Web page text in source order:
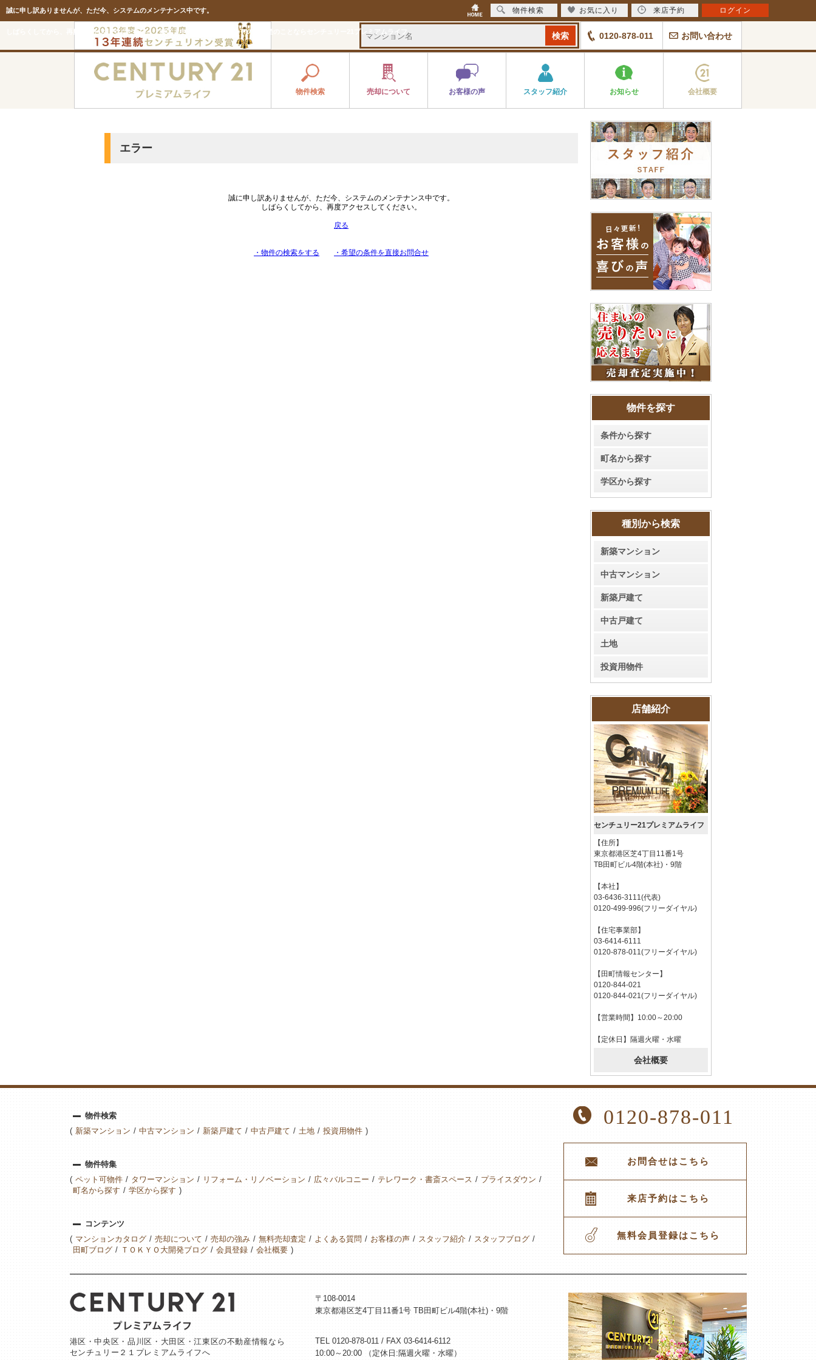
誠に申し訳ありませんが、ただ今、システムのメンテナンス中です。
しばらくしてから、再度アクセスしてください。｜港区・中央区などベイエリアの不動産のことならセンチュリー21プレミアムライフ 0120-878-011 お問い合わせ
物件検索 売却について お客様の声 スタッフ紹介 お知らせ 会社概要
エラー
誠に申し訳ありませんが、ただ今、システムのメンテナンス中です。
しばらくしてから、再度アクセスしてください。
戻る
・物件の検索をする ・希望の条件を直接お問合せ
物件を探す
条件から探す
町名から探す
学区から探す
種別から検索
新築マンション
中古マンション
新築戸建て
中古戸建て
土地
投資用物件
店舗紹介
センチュリー21プレミアムライフ
【住所】
東京都港区芝4丁目11番1号
TB田町ビル4階(本社)・9階
【本社】
03-6436-3111(代表)
0120-499-996(フリーダイヤル)
【住宅事業部】
03-6414-6111
0120-878-011(フリーダイヤル)
【田町情報センター】
0120-844-021
0120-844-021(フリーダイヤル)
【営業時間】10:00～20:00
【定休日】隔週火曜・水曜
会社概要
物件検索
新築マンション
中古マンション 新築戸建て 中古戸建て 土地 投資用物件
物件特集
ペット可物件
タワーマンション リフォーム・リノベーション 広々バルコニー テレワーク・書斎スペース
プライスダウン
町名から探す
学区から探す
コンテンツ
マンションカタログ
売却について 売却の強み 無料売却査定 よくある質問 お客様の声 スタッフ紹介
スタッフブログ
田町ブログ
ＴＯＫＹＯ大開発ブログ 会員登録 会社概要
0120-878-011
お問合せはこちら
来店予約はこちら
無料会員登録はこちら
港区・中央区・品川区・大田区・江東区の不動産情報なら
センチュリー２１プレミアムライフへ
〒108-0014
東京都港区芝4丁目11番1号 TB田町ビル4階(本社)・9階
TEL 0120-878-011 / FAX 03-6414-6112
10:00～20:00 （定休日:隔週火曜・水曜）
物件検索 お気に入り 来店予約 ログイン